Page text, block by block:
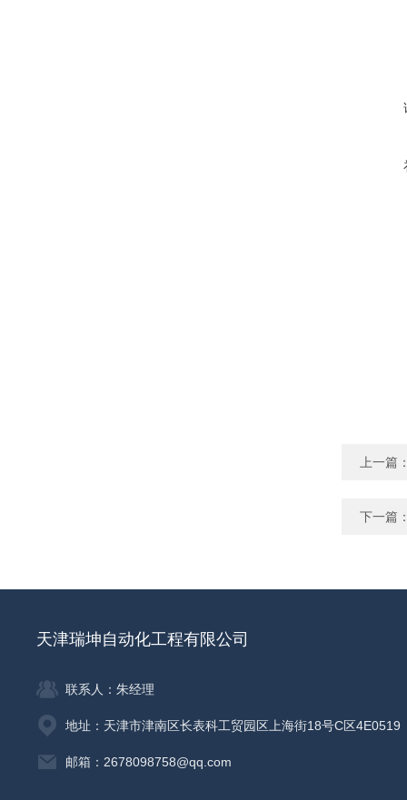
上一篇
下一篇
天津瑞坤自动化工程有限公司
联系人：朱经理
地址：天津市津南区长表科工贸园区上海街18号C区4E0519
邮箱：2678098758@qq.com